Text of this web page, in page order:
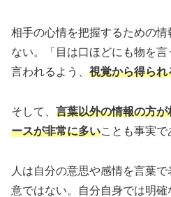
相手の心情を把握するための
ない。「目は口ほどにも物を
言われるよう、 視覚から得られ
そして、 言葉以外の情報の方
ースが非常に多いことも事実で
人は自分の意思や感情を言葉
意ではない。自分自身では明